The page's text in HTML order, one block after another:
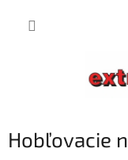
Hobľovacie